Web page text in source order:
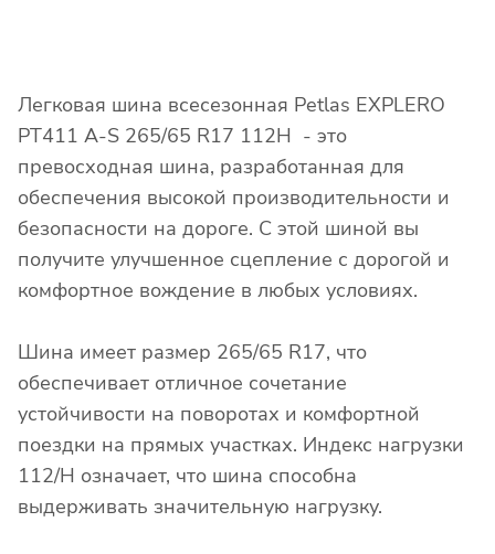
Легковая шина всесезонная Petlas EXPLERO
PT411 A-S 265/65 R17 112H - это
превосходная шина, разработанная для
обеспечения высокой производительности и
безопасности на дороге. С этой шиной вы
получите улучшенное сцепление с дорогой и
комфортное вождение в любых условиях.
Шина имеет размер 265/65 R17, что
обеспечивает отличное сочетание
устойчивости на поворотах и комфортной
поездки на прямых участках. Индекс нагрузки
112/H означает, что шина способна
выдерживать значительную нагрузку.